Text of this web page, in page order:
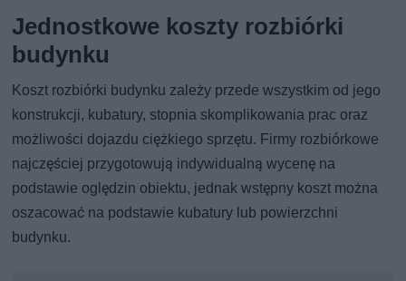
Jednostkowe koszty rozbiórki
budynku
Koszt rozbiórki budynku zależy przede wszystkim od jego
konstrukcji, kubatury, stopnia skomplikowania prac oraz
możliwości dojazdu ciężkiego sprzętu. Firmy rozbiórkowe
najczęściej przygotowują indywidualną wycenę na
podstawie oględzin obiektu, jednak wstępny koszt można
oszacować na podstawie kubatury lub powierzchni
budynku.